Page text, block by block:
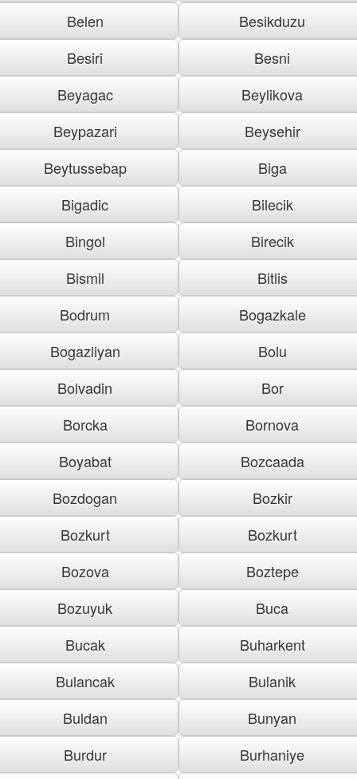
Belen
Besikduzu
Besiri
Besni
Beyagac
Beylikova
Beypazari
Beysehir
Beytussebap
Biga
Bigadic
Bilecik
Bingol
Birecik
Bismil
Bitlis
Bodrum
Bogazkale
Bogazliyan
Bolu
Bolvadin
Bor
Borcka
Bornova
Boyabat
Bozcaada
Bozdogan
Bozkir
Bozkurt
Bozkurt
Bozova
Boztepe
Bozuyuk
Buca
Bucak
Buharkent
Bulancak
Bulanik
Buldan
Bunyan
Burdur
Burhaniye